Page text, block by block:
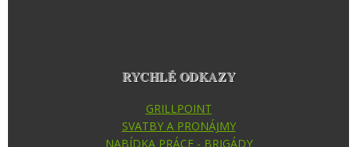
RYCHLÉ ODKAZY
GRILLPOINT
SVATBY A PRONÁJMY
NABÍDKA PRÁCE - BRIGÁDY